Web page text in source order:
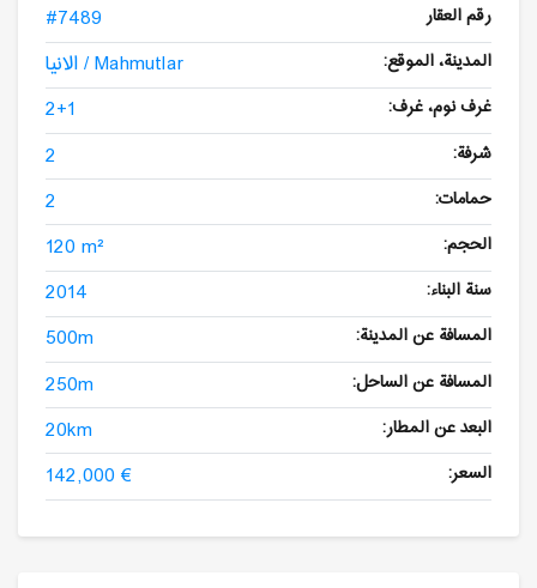
رقم العقار #7489
المدينة، الموقع: الانيا / Mahmutlar
غرف نوم، غرف: 2+1
شرفة: 2
حمامات: 2
الحجم: 120 m²
سنة البناء: 2014
المسافة عن المدينة: 500m
المسافة عن الساحل: 250m
البعد عن المطار: 20km
السعر: 142,000 €